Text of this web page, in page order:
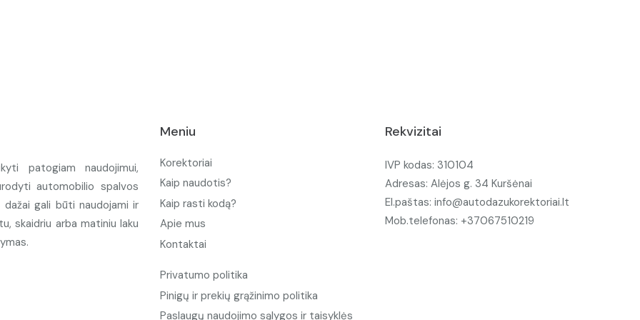
patogiam naudojimui,
automobilio spalvos
gali būti naudojami ir
skaidriu arba matiniu laku
Meniu
Korektoriai
Kaip naudotis?
Kaip rasti kodą?
Apie mus
Kontaktai
Privatumo politika
Pinigų ir prekių grąžinimo politika
Paslaugų naudojimo sąlygos ir taisyklės
Rekvizitai
IVP kodas: 310104
Adresas: Alėjos g. 34 Kuršėnai
El.paštas: info@autodazukorektoriai.lt
Mob.telefonas: +37067510219